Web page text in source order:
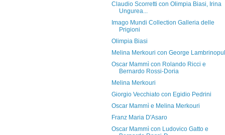
Claudio Scorretti con Olimpia Biasi, Irina
Ungurea...
Imago Mundi Collection Galleria delle
Prigioni
Olimpia Biasi
Melina Merkouri con George
Oscar Mammì con Rolando Ricci e
Bernardo Rossi-Doria
Melina Merkouri
Giorgio Vecchiato con Egidio Pedrini
Oscar Mammì e Melina Merkouri
Franz Maria D'Asaro
Oscar Mammì con Ludovico Gatto e